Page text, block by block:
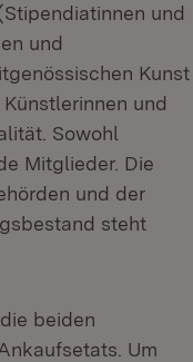
und
und
Kunst
und
Sowohl
Mitglieder. Die
und der
steht
beiden
Um